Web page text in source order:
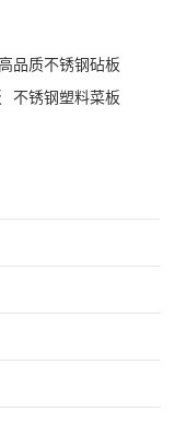
品质不锈钢砧板
不锈钢塑料菜板